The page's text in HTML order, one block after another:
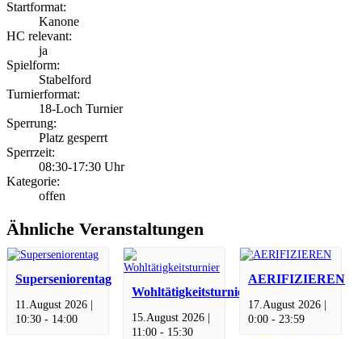
Startformat:
Kanone
HC relevant:
ja
Spielform:
Stabelford
Turnierformat:
18-Loch Turnier
Sperrung:
Platz gesperrt
Sperrzeit:
08:30-17:30 Uhr
Kategorie:
offen
Ähnliche Veranstaltungen
Superseniorentag
11.August 2026 |
10:30- 14:00
Wohltätigkeitsturnier
15.August 2026 |
11:00- 15:30
AERIFIZIEREN
17.August 2026 |
0:00- 23:59